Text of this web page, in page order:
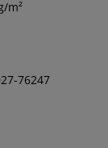
m²
76247